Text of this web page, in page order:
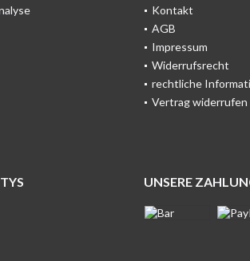
Kontakt
AGB
Impressum
Widerrufsrecht
rechtliche
Vertrag widerrufen
UNSERE